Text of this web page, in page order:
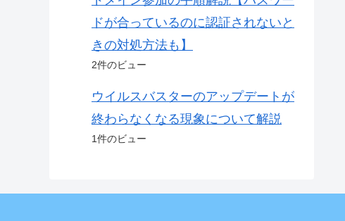
ドが合っているのに認証されないと
きの対処方法も】
2件のビュー
ウイルスバスターのアップデートが
終わらなくなる現象について解説
1件のビュー